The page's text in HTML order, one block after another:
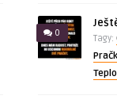
0
Tagy: